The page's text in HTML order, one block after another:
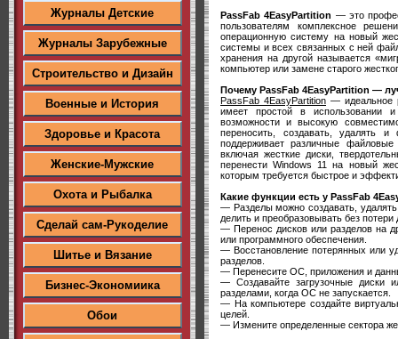
Журналы Детские
Журналы Зарубежные
Строительство и Дизайн
Военные и История
Здоровье и Красота
Женские-Мужские
Охота и Рыбалка
Сделай сам-Рукоделие
Шитье и Вязание
Бизнес-Экономиика
Обои
PassFab 4EasyPartition — это
пользователям комплексное
операционную систему на новый
системы и всех связанных с ней
хранения на другой называется
компьютер или замене старого
Почему PassFab 4EasyPartition —
PassFab 4EasyPartition — идеальное
имеет простой в использовании
возможности и высокую
переносить, создавать, удалять
поддерживает различные
включая жесткие диски,
перенести Windows 11 на новый
которым требуется быстрое и
Какие функции есть у PassFab
— Разделы можно создавать,
делить и преобразовывать без потери
— Перенос дисков или разделов на
или программного обеспечения.
— Восстановление потерянных или
разделов.
— Перенесите ОС, приложения и
— Создавайте загрузочные диски
разделами, когда ОС не запускается.
— На компьютере создайте
целей.
— Измените определенные сектора